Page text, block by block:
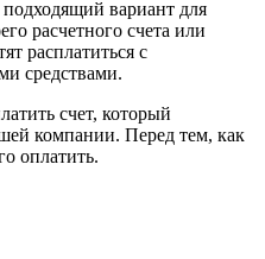
вариант для
расчетного счета или
расплатиться с
средствами.
счет, который
компании. Перед тем, как
оплатить.